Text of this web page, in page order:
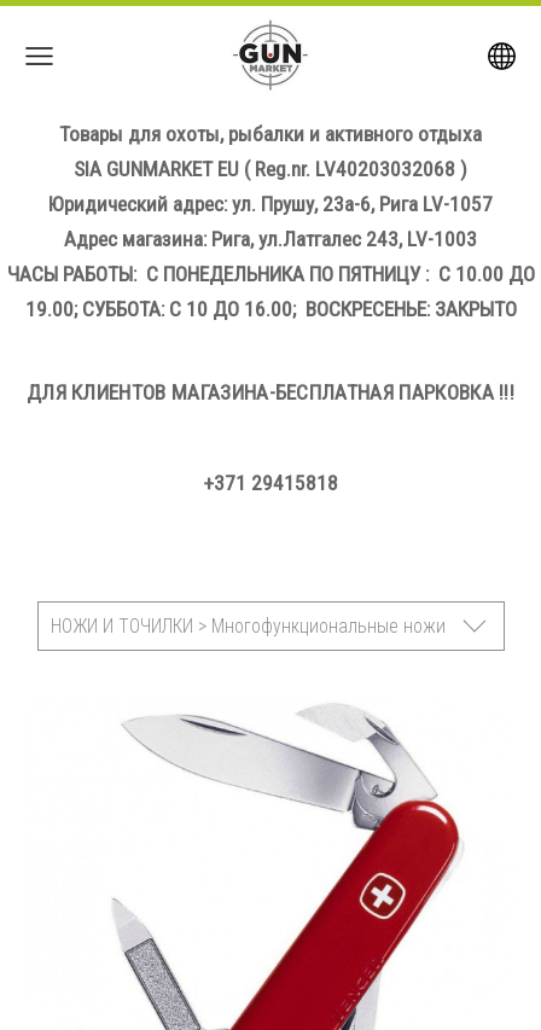
Товары для охоты, рыбалки и активного отдыха
SIA GUNMARKET EU ( Reg.nr. LV40203032068 )
Юридический адрес: ул. Прушу, 23а-6, Рига LV-1057
Адрес магазина: Рига, ул.Латгалес 243, LV-1003
ЧАСЫ РАБОТЫ: С ПОНЕДЕЛЬНИКА ПО ПЯТНИЦУ : С 10.00 ДО
19.00; СУББОТА: С 10 ДО 16.00; ВОСКРЕСЕНЬЕ: ЗАКРЫТО
ДЛЯ КЛИЕНТОВ МАГАЗИНА-БЕСПЛАТНАЯ ПАРКОВКА !!!
+371 29415818
НОЖИ И ТОЧИЛКИ > Многофункциональные ножи